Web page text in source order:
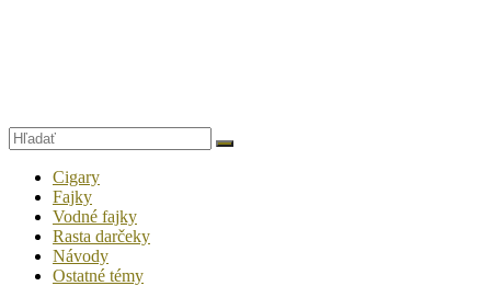
Cigary
Fajky
Vodné fajky
Rasta darčeky
Návody
Ostatné témy